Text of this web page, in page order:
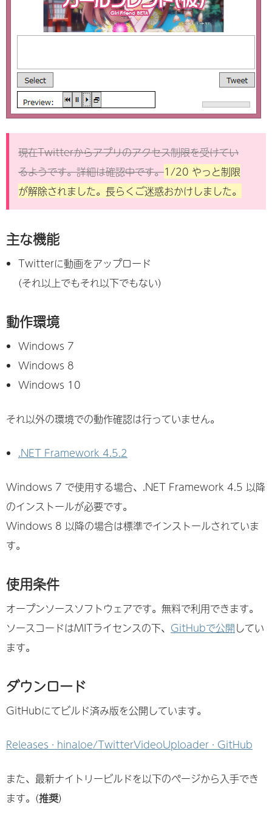
現在Twitterからアプリのアクセス制限を受けてい
るようです。詳細は確認中です。1/20 やっと制限
が解除されました。長らくご迷惑おかけしました。
主な機能
Twitterに動画をアップロード
(それ以上でもそれ以下でもない)
動作環境
Windows 7
Windows 8
Windows 10
それ以外の環境での動作確認は行っていません。
.NET Framework 4.5.2
Windows 7 で使用する場合、.NET Framework 4.5 以降
のインストールが必要です。
Windows 8 以降の場合は標準でインストールされていま
す。
使用条件
オープンソースソフトウェアです。無料で利用できます。
ソースコードはMITライセンスの下、 GitHubで公開してい
ます。
ダウンロード
GitHubにてビルド済み版を公開しています。
Releases · hinaloe/TwitterVideoUploader · GitHub
また、最新ナイトリービルドを以下のページから入手でき
ます。(推奨)